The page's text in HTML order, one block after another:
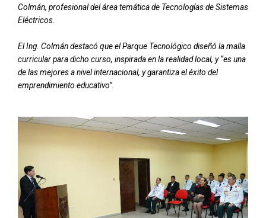
Colmán, profesional del área temática de Tecnologías de Sistemas
Eléctricos.
El Ing. Colmán destacó que el Parque Tecnológico diseñó la malla
curricular para dicho curso, inspirada en la realidad local, y “es una
de las mejores a nivel internacional, y garantiza el éxito del
emprendimiento educativo”.